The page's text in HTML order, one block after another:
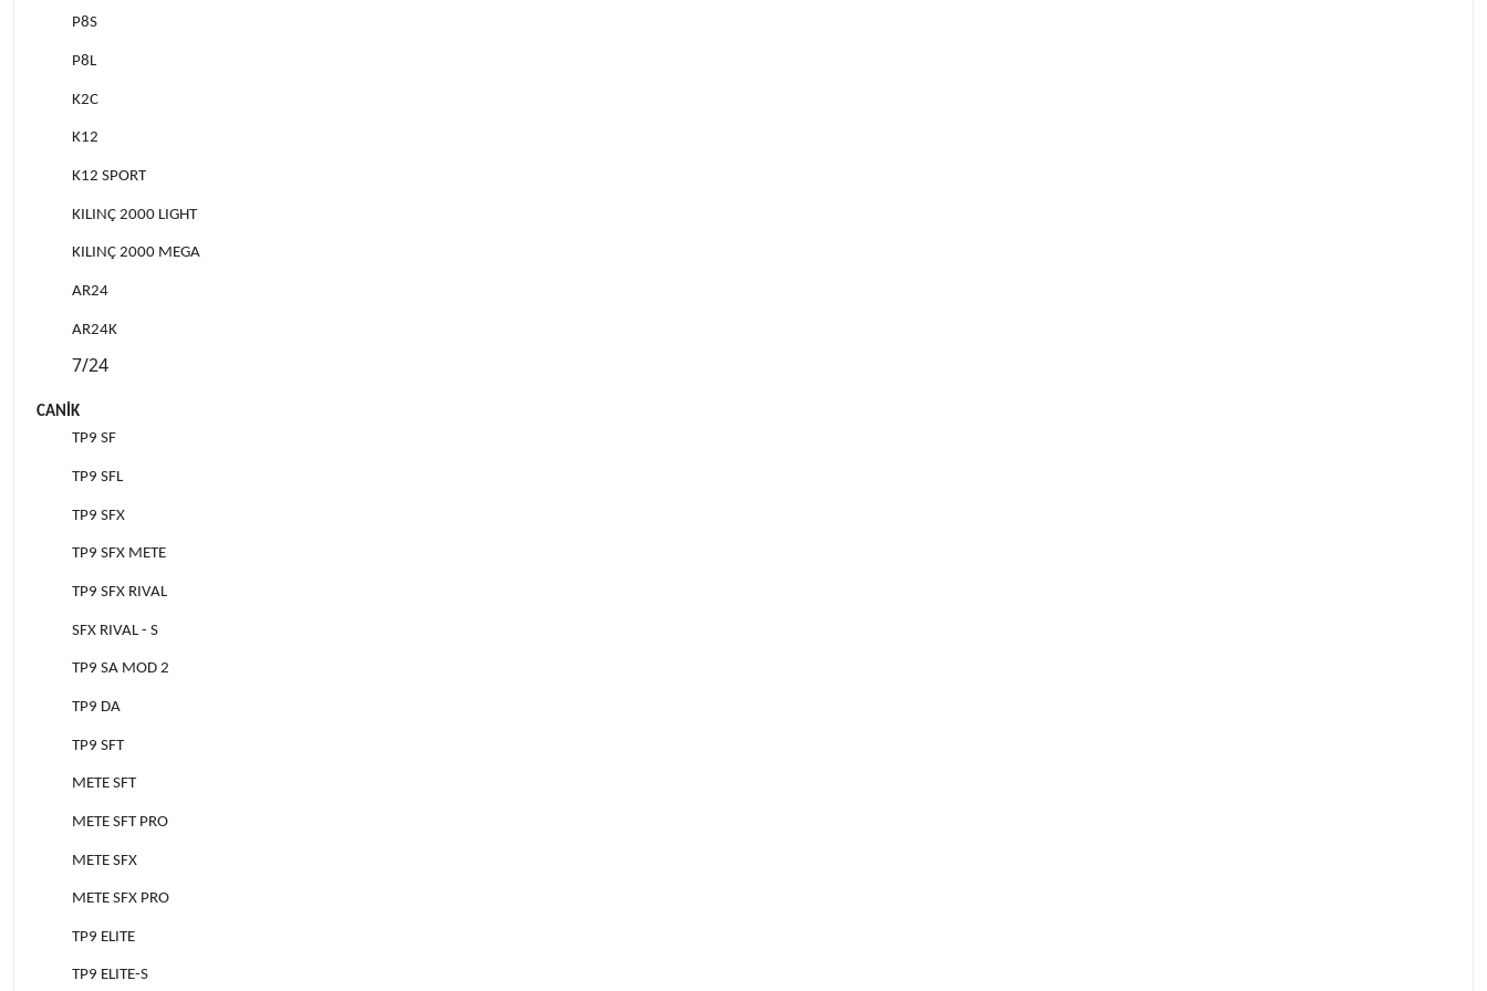
P8S
P8L
K2C
K12
K12 SPORT
KILINÇ 2000 LIGHT
KILINÇ 2000 MEGA
AR24
AR24K
7/24
CANİK
TP9 SF
TP9 SFL
TP9 SFX
TP9 SFX METE
TP9 SFX RIVAL
SFX RIVAL - S
TP9 SA MOD 2
TP9 DA
TP9 SFT
METE SFT
METE SFT PRO
METE SFX
METE SFX PRO
TP9 ELITE
TP9 ELITE-S